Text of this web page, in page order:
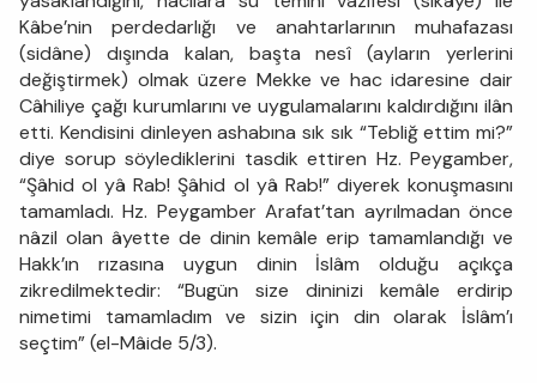
Kâbe’nin perdedarlığı ve anahtarlarının muhafazası
(sidâne) dışında kalan, başta nesî (ayların yerlerini
değiştirmek) olmak üzere Mekke ve hac idaresine dair
Câhiliye çağı kurumlarını ve uygulamalarını kaldırdığını ilân
etti. Kendisini dinleyen ashabına sık sık “Tebliğ ettim mi?”
diye sorup söylediklerini tasdik ettiren Hz. Peygamber,
“Şâhid ol yâ Rab! Şâhid ol yâ Rab!” diyerek konuşmasını
tamamladı. Hz. Peygamber Arafat’tan ayrılmadan önce
nâzil olan âyette de dinin kemâle erip tamamlandığı ve
Hakk’ın rızasına uygun dinin İslâm olduğu açıkça
zikredilmektedir: “Bugün size dininizi kemâle erdirip
nimetimi tamamladım ve sizin için din olarak İslâm’ı
seçtim” (el-Mâide 5/3).